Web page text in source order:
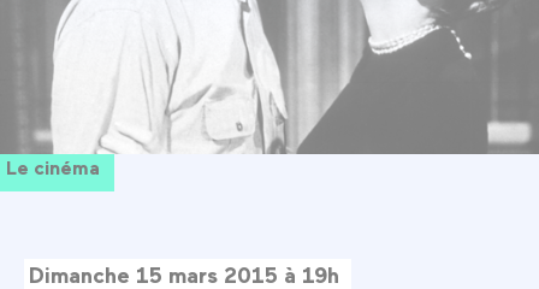
Le cinéma
Dimanche 15 mars 2015 à 19h